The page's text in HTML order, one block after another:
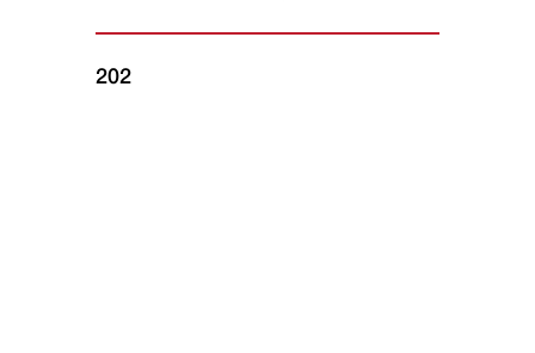
202